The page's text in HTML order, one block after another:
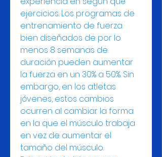
ejercicios. Los programas de
entrenamiento de fuerza
bien diseñados de por lo
menos 8 semanas de
duración pueden aumentar
la fuerza en un 30% a 50%. Sin
embargo, en los atletas
jóvenes, estos cambios
ocurren al cambiar la forma
en la que el músculo trabaja
en vez de aumentar el
tamaño del músculo.